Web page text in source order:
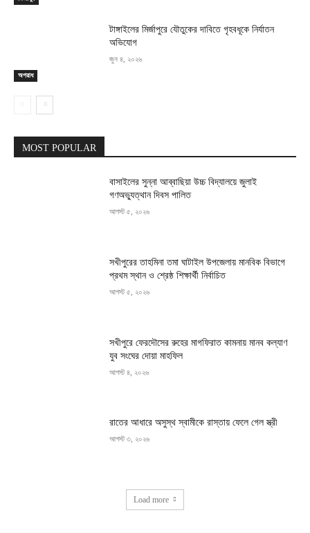
অপরাধ
টাঙ্গাইলের মির্জাপুরে যৌতুকের দাবিতে গৃহবধূকে নির্যাতন
অভিযোগ
জুন ৪, ২০২৬
MOST POPULAR
বাসাইলের সুন্না আব্বাছিয়া উচ্চ বিদ্যালয়ে জুলাই
গণঅভ্যুত্থান দিবস পালিত
আগস্ট ৫, ২০২৬
সখীপুরের তাহমিনা তমা ঘাটাইল উপজেলায় মানবিক বিভাগে
প্রথম স্থান ও শ্রেষ্ঠ শিক্ষার্থী নির্বাচিত
আগস্ট ৫, ২০২৬
সখীপুরে ফেরদৌসের রুহের মাগফিরাত কামনায় মানব কল্যাণ
যুব সংঘের দোয়া মাহফিল
আগস্ট ৪, ২০২৬
রাতের আধারে অসুস্থ স্বামীকে রাস্তায় ফেলে গেল স্ত্রী
আগস্ট ৩, ২০২৬
Load more